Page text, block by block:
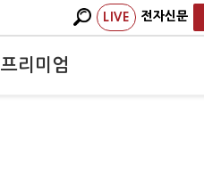
LIVE 전자신문
프리미엄